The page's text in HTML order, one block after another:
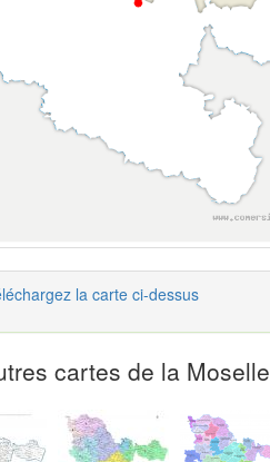
la carte ci-dessus
cartes de la Moselle